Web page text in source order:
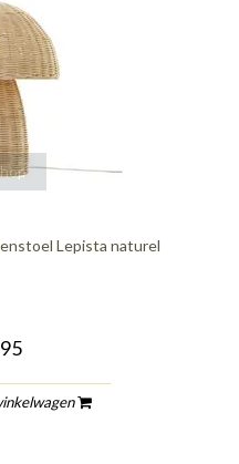
Lepista naturel